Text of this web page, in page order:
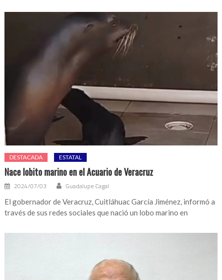
DESTACADA ESTATAL
Nace lobito marino en el Acuario de Veracruz
2024/07/03 Guadalupe Cagal
El gobernador de Veracruz, Cuitláhuac García Jiménez, informó a
través de sus redes sociales que nació un lobo marino en